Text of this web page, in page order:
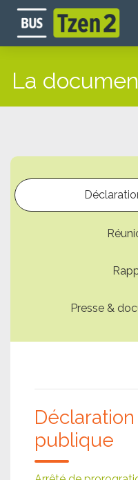
Aller
contenu
La
Presse &
publique